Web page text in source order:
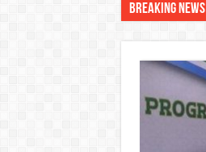
Breaking News